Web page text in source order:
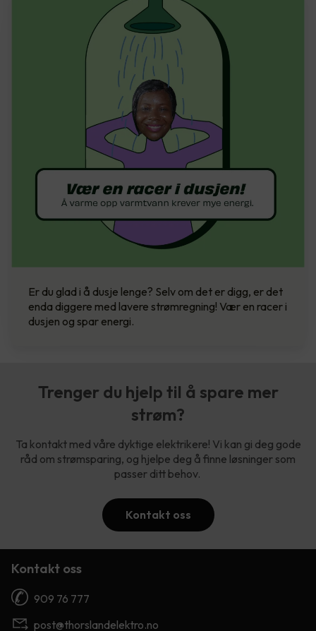
Er du glad i å dusje lenge? Selv om det er digg, er det
enda diggere med lavere strømregning! Vær en racer i
dusjen og spar energi.
Trenger du hjelp til å spare mer
strøm?
Ta kontakt med våre dyktige elektrikere! Vi kan gi deg gode
råd om strømsparing, og hjelpe deg å finne løsninger som
passer ditt behov.
Kontakt oss
Kontakt oss
909 76 777
post@thorslandelektro.no